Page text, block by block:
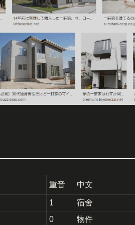
重音 中文
1
宿舍
0 物件